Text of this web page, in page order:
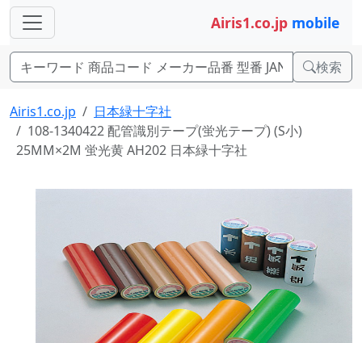
Airis1.co.jp mobile
検索
Airis1.co.jp
日本緑十字社
108-1340422 配管識別テープ(蛍光テープ) (S小)
25MM×2M 蛍光黄 AH202 日本緑十字社